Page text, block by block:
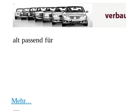
alt passend für
Mehr...